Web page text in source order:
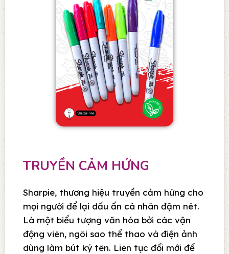
TRUYỀN CẢM HỨNG
Sharpie, thương hiệu truyền cảm hứng cho
mọi người để lại dấu ấn cá nhân đậm nét.
Là một biểu tượng văn hóa bởi các vận
động viên, ngôi sao thể thao và điện ảnh
dùng làm bút ký tên. Liên tục đổi mới để